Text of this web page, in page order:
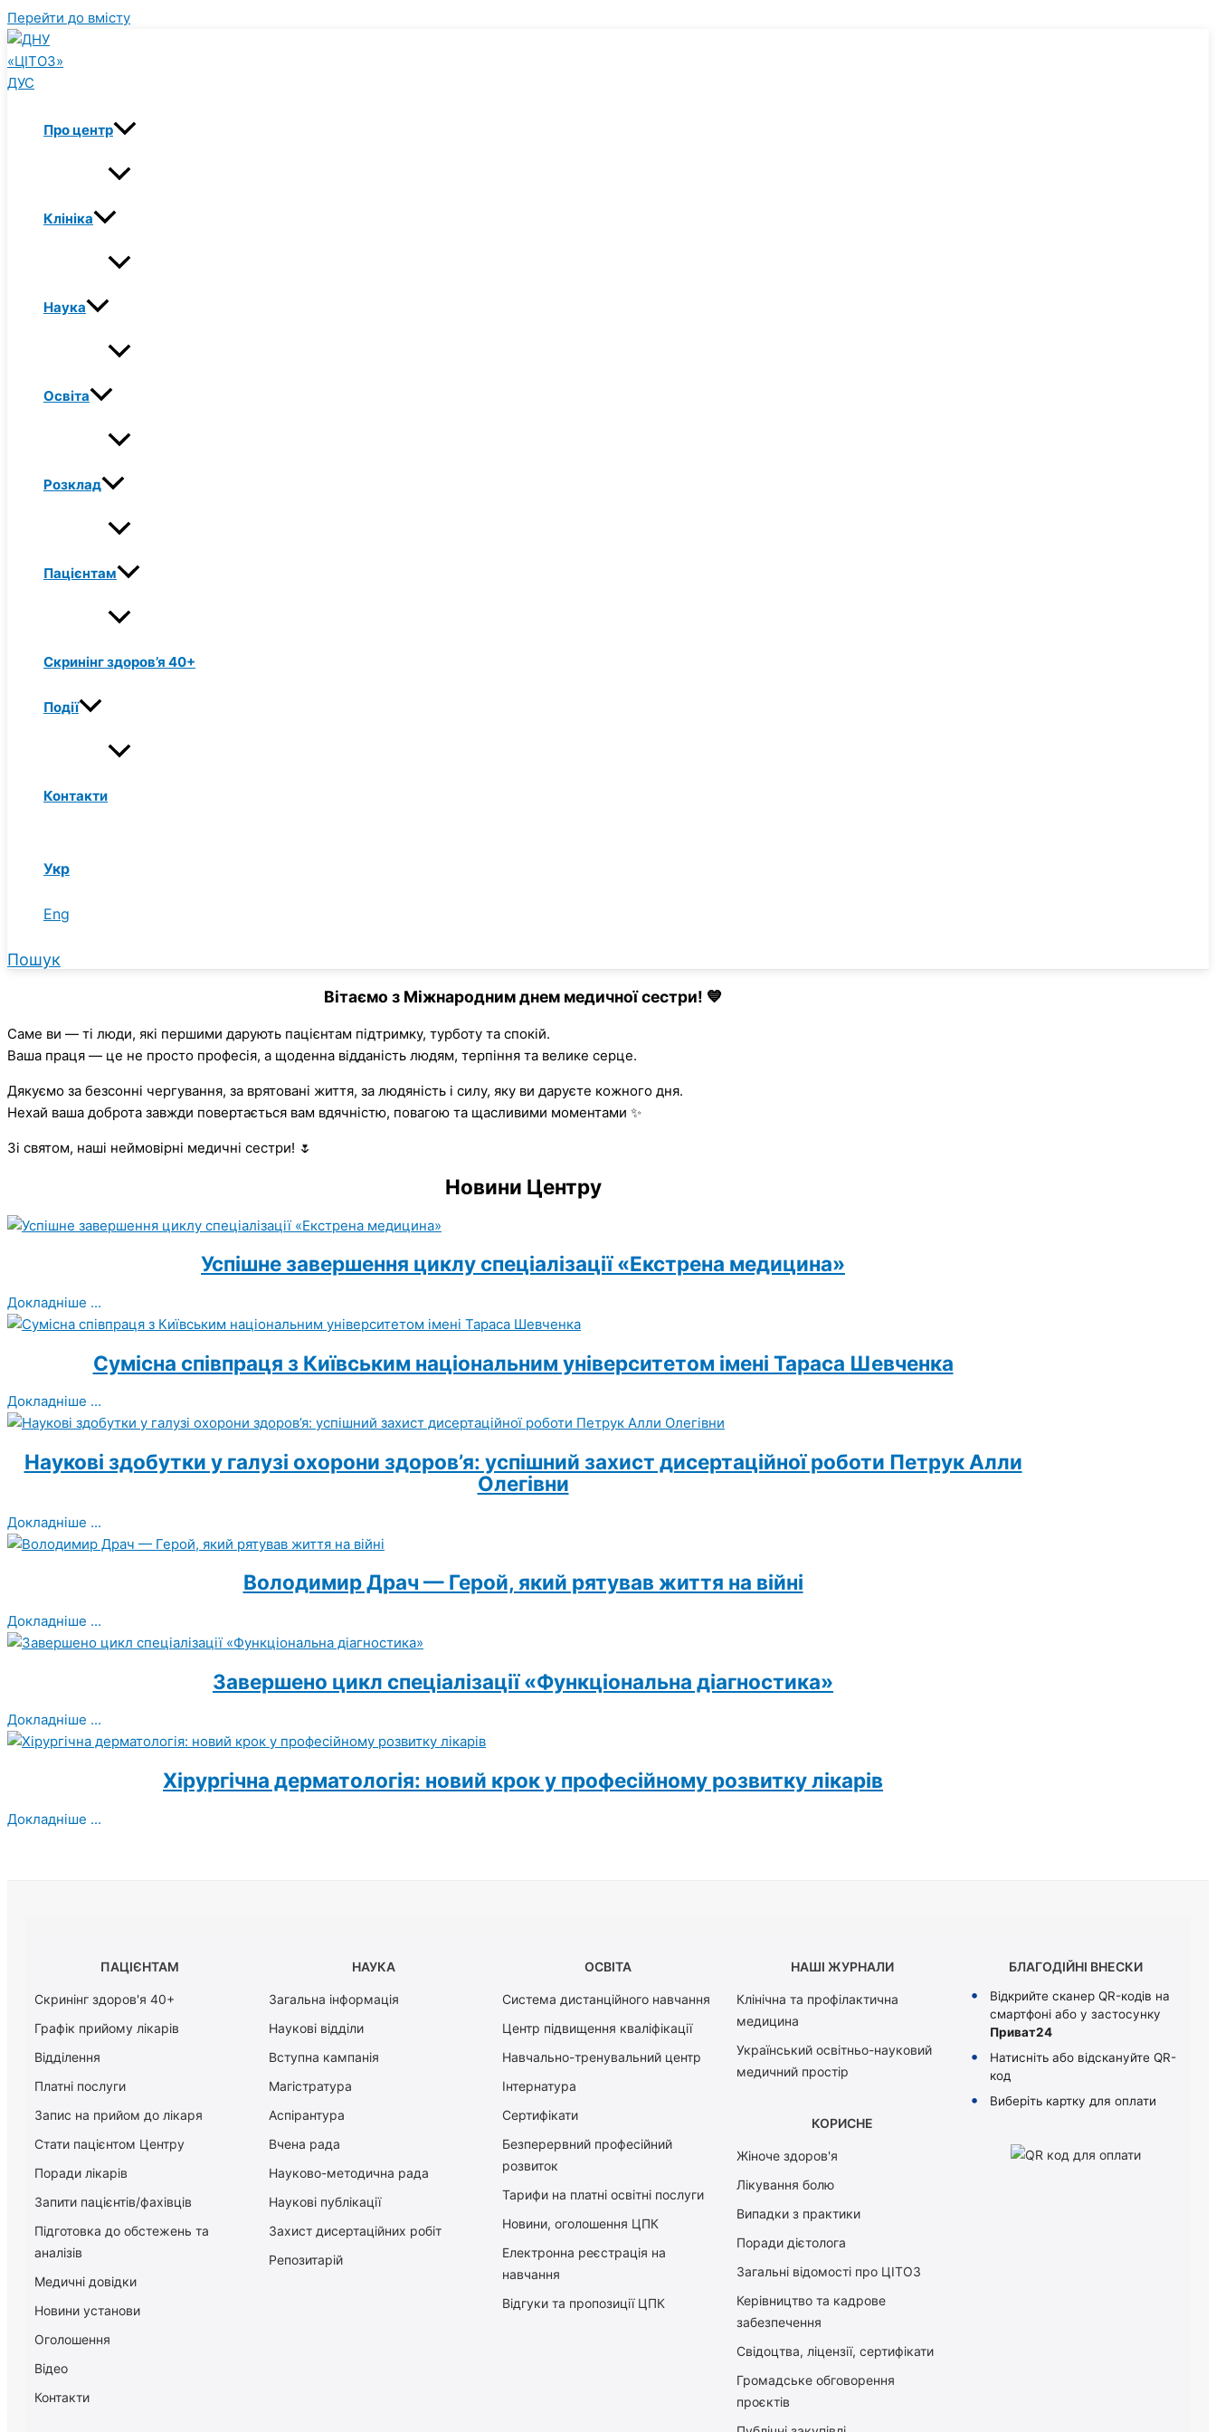
Перейти до вмісту
Про центр
Клініка
Наука
Освіта
Розклад
Пацієнтам
Скринінг здоров’я 40+
Події
Контакти
Укр
Eng
Пошук
Вітаємо з Міжнародним днем медичної сестри! 💙
Саме ви — ті люди, які першими дарують пацієнтам підтримку, турботу та спокій.
Ваша праця — це не просто професія, а щоденна відданість людям, терпіння та велике серце.
Дякуємо за безсонні чергування, за врятовані життя, за людяність і силу, яку ви даруєте кожного дня.
Нехай ваша доброта завжди повертається вам вдячністю, повагою та щасливими моментами ✨
Зі святом, наші неймовірні медичні сестри! 🌷
Новини Центру
Успішне завершення циклу спеціалізації «Екстрена медицина»
Докладніше ...
Сумісна співпраця з Київським національним університетом імені Тараса Шевченка
Докладніше ...
Наукові здобутки у галузі охорони здоров’я: успішний захист дисертаційної роботи Петрук Алли
Олегівни
Докладніше ...
Володимир Драч — Герой, який рятував життя на війні
Докладніше ...
Завершено цикл спеціалізації «Функціональна діагностика»
Докладніше ...
Хірургічна дерматологія: новий крок у професійному розвитку лікарів
Докладніше ...
ПАЦІЄНТАМ
Скринінг здоров'я 40+
Графік прийому лікарів
Відділення
Платні послуги
Запис на прийом до лікаря
Стати пацієнтом Центру
Поради лікарів
Запити пацієнтів/фахівців
Підготовка до обстежень та
аналізів
Медичні довідки
Новини установи
Оголошення
Відео
Контакти
НАУКА
Загальна інформація
Наукові відділи
Вступна кампанія
Магістратура
Аспірантура
Вчена рада
Науково-методична рада
Наукові публікації
Захист дисертаційних робіт
Репозитарій
ОСВІТА
Система дистанційного навчання
Центр підвищення кваліфікації
Навчально-тренувальний центр
Інтернатура
Сертифікати
Безперервний професійний
розвиток
Тарифи на платні освітні послуги
Новини, оголошення ЦПК
Електронна реєстрація на
навчання
Відгуки та пропозиції ЦПК
НАШІ ЖУРНАЛИ
Клінічна та профілактична
медицина
Український освітньо-науковий
медичний простір
КОРИСНЕ
Жіноче здоров'я
Лікування болю
Випадки з практики
Поради дієтолога
Загальні відомості про ЦІТОЗ
Керiвництво та кадрове
забезпечення
Свідоцтва, ліцензії, сертифікати
Громадське обговорення
проєктів
БЛАГОДІЙНІ ВНЕСКИ
Відкрийте сканер QR-кодів на
смартфоні або у застосунку
Приват24
Натисніть або відскануйте QR-
код
Виберіть картку для оплати